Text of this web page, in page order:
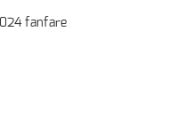
fanfare